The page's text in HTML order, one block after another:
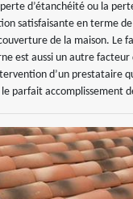
d’étanchéité ou la
satisfaisante en terme
de la maison. Le
est aussi un autre facteur
d’un prestataire
parfait accomplissement